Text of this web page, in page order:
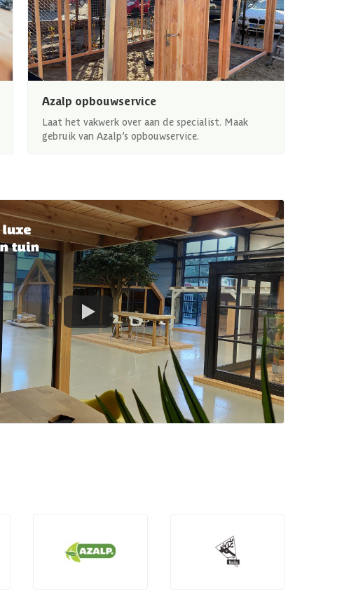
Azalp opbouwservice
Laat het vakwerk over aan de specialist. Maak
gebruik van Azalp’s opbouwservice.